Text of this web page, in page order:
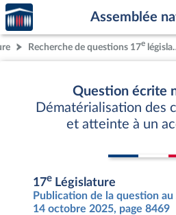
Aller au contenu
Aller en bas de la page
Accèder
à la
page
d'accueil
Assemblée
Recherche de questions 17e législature
Question écrite
Dématérialisation des
et atteinte à un
17e Législature
Publication de la question
14 octobre 2025, page 8469